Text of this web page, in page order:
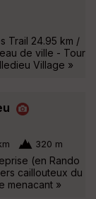
Trail 24.95 km /
de ville - Tour
Village »
320 m
(en Rando
caillouteux du
menacant »